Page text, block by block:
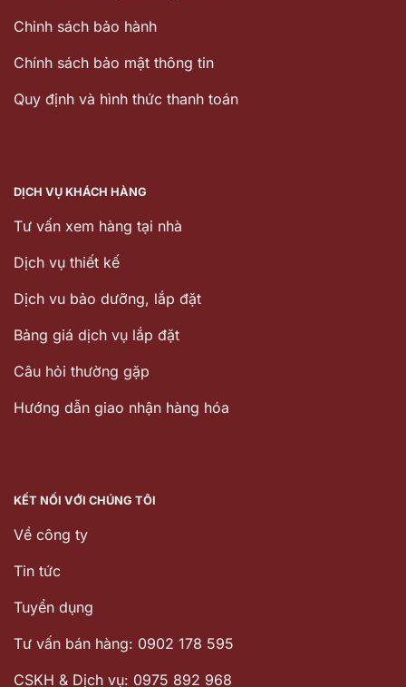
Chinh sách bảo hành
Chính sách bảo mật thông tin
Quy định và hình thức thanh toán
DỊCH VỤ KHÁCH HÀNG
Tư vấn xem hàng tại nhà
Dịch vụ thiết kế
Dịch vu bảo dưỡng, lắp đặt
Bảng giá dịch vụ lắp đặt
Câu hỏi thường gặp
Hướng dẫn giao nhận hàng hóa
KẾT NỐI VỚI CHÚNG TÔI
Về công ty
Tin tức
Tuyển dụng
Tư vấn bán hàng: 0902 178 595
CSKH & Dịch vụ: 0975 892 968